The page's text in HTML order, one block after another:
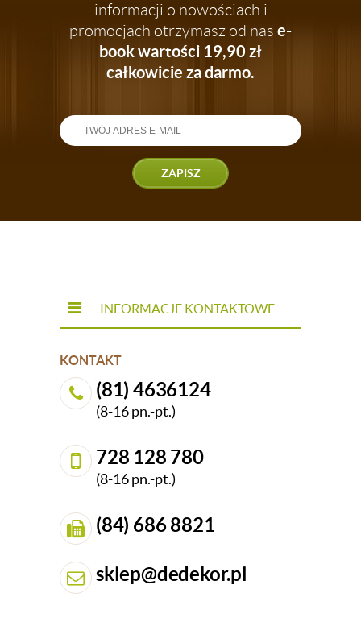
informacji o nowościach i
promocjach otrzymasz od nas e-
book wartości 19,90 zł
całkowicie za darmo.
ZAPISZ
INFORMACJE KONTAKTOWE
KONTAKT
(81) 4636124
(8-16 pn.-pt.)
728 128 780
(8-16 pn.-pt.)
(84) 686 8821
sklep@dedekor.pl